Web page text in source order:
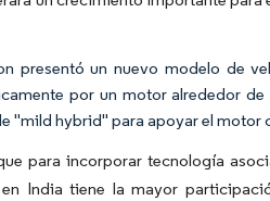
presentó un nuevo modelo de
por un motor alrededor de
"mild hybrid" para apoyar el motor
para incorporar tecnología
India tiene la mayor